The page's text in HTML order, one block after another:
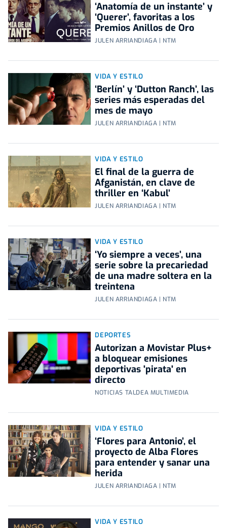
‘Anatomía de un instante’ y
‘Querer’, favoritas a los
Premios Anillos de Oro
JULEN ARRIANDIAGA | NTM
VIDA Y ESTILO
‘Berlín’ y ‘Dutton Ranch’, las
series más esperadas del
mes de mayo
JULEN ARRIANDIAGA | NTM
VIDA Y ESTILO
El final de la guerra de
Afganistán, en clave de
thriller en ‘Kabul’
JULEN ARRIANDIAGA | NTM
VIDA Y ESTILO
‘Yo siempre a veces’, una
serie sobre la precariedad
de una madre soltera en la
treintena
JULEN ARRIANDIAGA | NTM
DEPORTES
Autorizan a Movistar Plus+
a bloquear emisiones
deportivas 'pirata' en
directo
NOTICIAS TALDEA MULTIMEDIA
VIDA Y ESTILO
‘Flores para Antonio’, el
proyecto de Alba Flores
para entender y sanar una
herida
JULEN ARRIANDIAGA | NTM
VIDA Y ESTILO